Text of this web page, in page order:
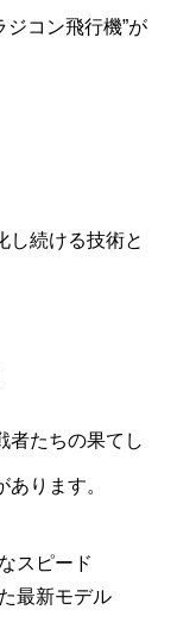
ジコン飛行機”が
し続ける技術と
者たちの果てし
ります。
スピード
最新モデル